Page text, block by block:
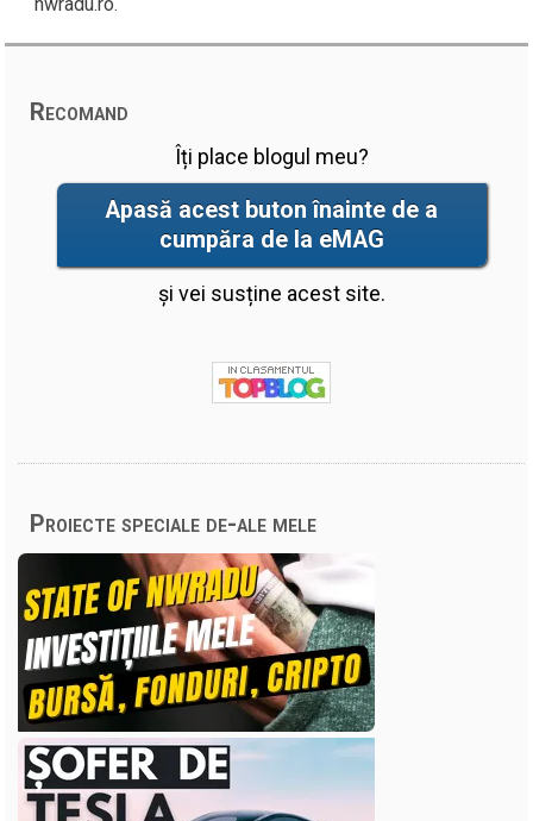
Recomand
Îți place blogul meu?
Apasă acest buton înainte de a
cumpăra de la eMAG
și vei susține acest site.
Proiecte speciale de-ale mele